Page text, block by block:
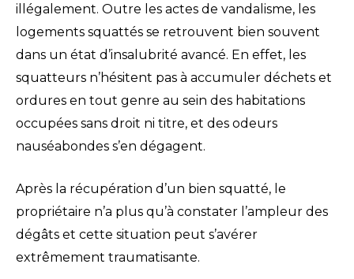
illégalement. Outre les actes de vandalisme, les
logements squattés se retrouvent bien souvent
dans un état d’insalubrité avancé. En effet, les
squatteurs n’hésitent pas à accumuler déchets et
ordures en tout genre au sein des habitations
occupées sans droit ni titre, et des odeurs
nauséabondes s’en dégagent.
Après la récupération d’un bien squatté, le
propriétaire n’a plus qu’à constater l’ampleur des
dégâts et cette situation peut s’avérer
extrêmement traumatisante.